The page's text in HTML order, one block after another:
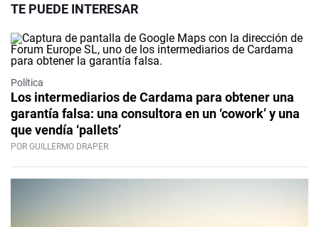
TE PUEDE INTERESAR
Política
Los intermediarios de Cardama para obtener una
garantía falsa: una consultora en un ‘cowork’ y una
que vendía ‘pallets’
POR GUILLERMO DRAPER